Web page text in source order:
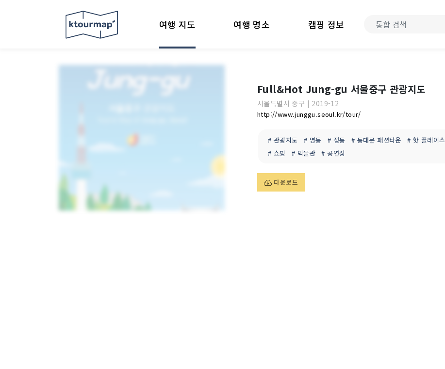
여행 지도 여행 명소 캠핑 정보
Full&Hot Jung-gu 서울중구 관광지도
서울특별시 중구 | 2019-12
http://www.junggu.seoul.kr/tour/
# 관광지도 # 명동 # 정동 # 동대문 패션타운 # 핫 플레이스
# 쇼핑
# 박물관 # 공연장
다운로드